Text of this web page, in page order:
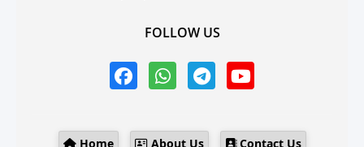
FOLLOW US
Home About Us Contact Us